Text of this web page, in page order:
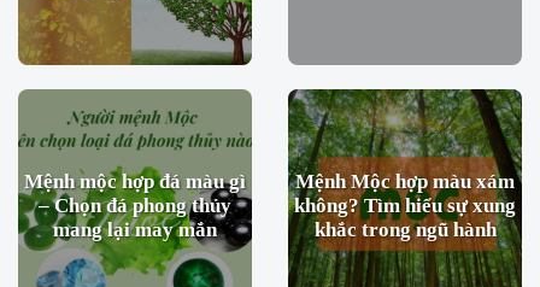
Mệnh mộc hợp đá màu gì
– Chọn đá phong thủy
mang lại may mắn
Mệnh Mộc hợp màu xám
không? Tìm hiểu sự xung
khắc trong ngũ hành